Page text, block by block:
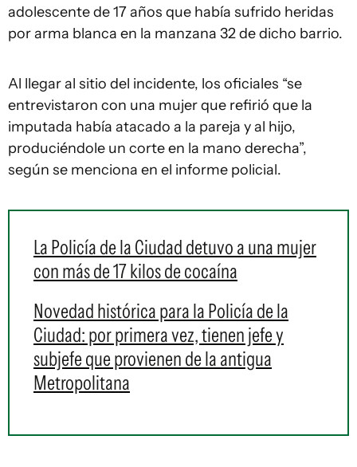
adolescente de 17 años que había sufrido heridas
por arma blanca en la manzana 32 de dicho barrio.
Al llegar al sitio del incidente, los oficiales “se
entrevistaron con una mujer que refirió que la
imputada había atacado a la pareja y al hijo,
produciéndole un corte en la mano derecha”,
según se menciona en el informe policial.
La Policía de la Ciudad detuvo a una mujer
con más de 17 kilos de cocaína
Novedad histórica para la Policía de la
Ciudad: por primera vez, tienen jefe y
subjefe que provienen de la antigua
Metropolitana